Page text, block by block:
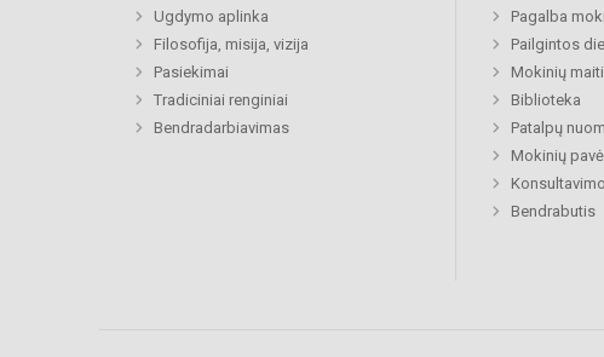
Ugdymo aplinka
Filosofija, misija, vizija
Pasiekimai
Tradiciniai renginiai
Bendradarbiavimas
Pagalba
Pailgintos
Mokinių
Biblioteka
Patalpų
Mokinių
Bendrabutis